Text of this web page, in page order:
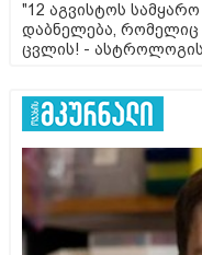
"12 აგვისტოს
დაბნელება, რომელიც
ცვლის! -